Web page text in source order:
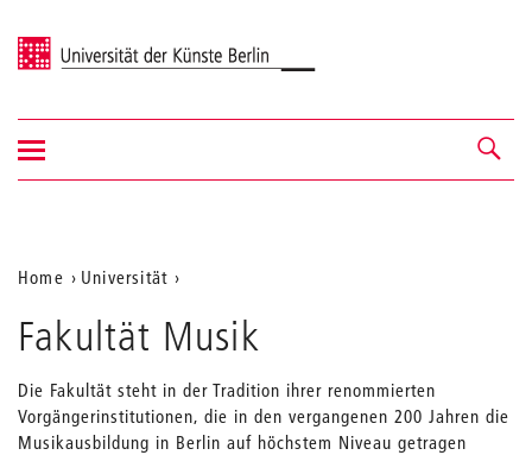
Universität der Künste Berlin
Navigation &
Navigation
ein-/ausblenden
Aktuelle
Position
auf
der
Webseite
Home Universität
Fakultät Musik
Die Fakultät steht in der Tradition ihrer renommierten
Vorgängerinstitutionen, die in den vergangenen 200 Jahren die
Musikausbildung in Berlin auf höchstem Niveau getragen